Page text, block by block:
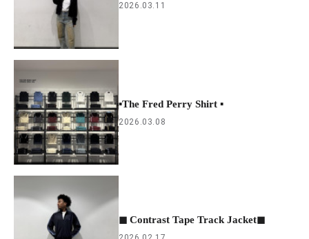
2026.03.11
▪︎The Fred Perry Shirt ▪︎
2026.03.08
◼︎ Contrast Tape Track Jacket◼︎